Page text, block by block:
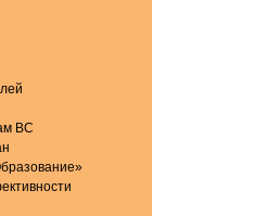
ВС